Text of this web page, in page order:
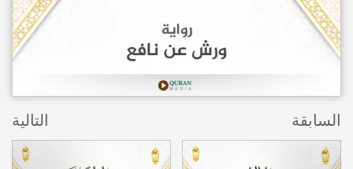
السابقة التالية